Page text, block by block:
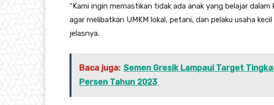
“Kami ingin memastikan tidak ada anak yang belajar
agar melibatkan UMKM lokal, petani, dan pelaku usaha
jelasnya.
Baca juga: Semen Gresik Lampaui Target
Persen Tahun 2023